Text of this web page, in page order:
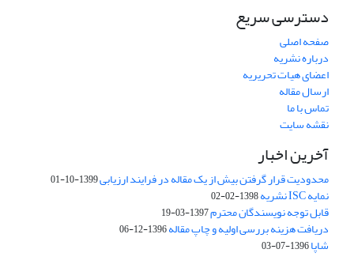
دسترسی سریع
صفحه اصلی
درباره نشریه
اعضای هیات تحریریه
ارسال مقاله
تماس با ما
نقشه سایت
آخرین اخبار
محدودیت قرار گرفتن بیش از یک مقاله در فرایند ارزیابی1399-10-01
نمایه ISC نشریه 1398-02-02
قابل توجه نویسندگان محترم1397-03-19
دریافت هزینه بررسی اولیه و چاپ مقاله1396-12-06
شاپا1396-07-03